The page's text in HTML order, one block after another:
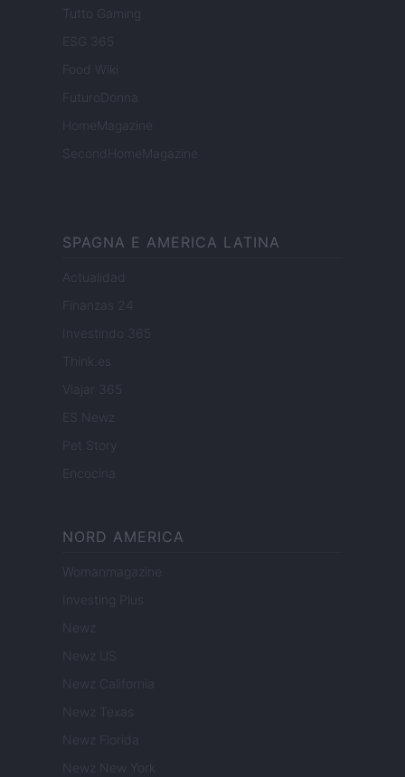
Tutto Gaming
ESG 365
Food Wiki
FuturoDonna
HomeMagazine
SecondHomeMagazine
SPAGNA E AMERICA LATINA
Actualidad
Finanzas 24
Investindo 365
Think.es
Viajar 365
ES Newz
Encocina
NORD AMERICA
Womanmagazine
Investing Plus
Newz
Newz US
Newz California
Newz Texas
Newz Florida
Newz New York